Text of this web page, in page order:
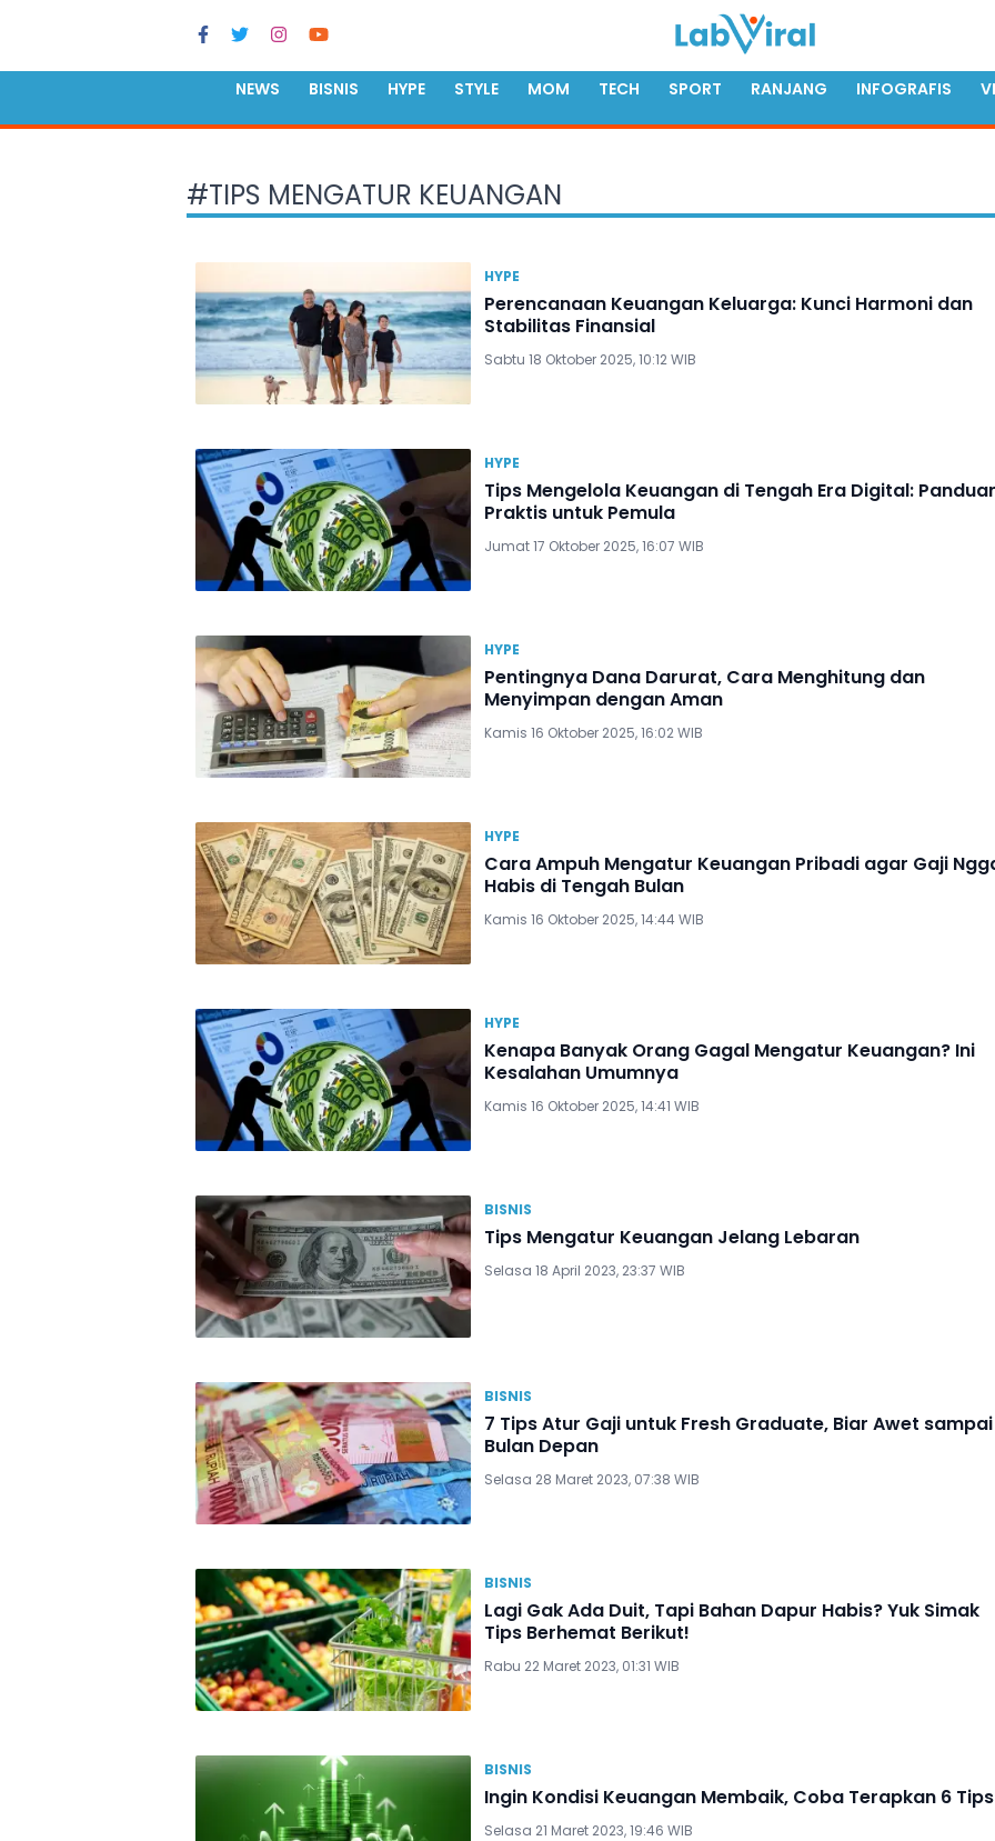
NEWS BISNIS HYPE STYLE MOM TECH SPORT RANJANG INFOGRAFIS
#TIPS MENGATUR KEUANGAN
HYPE
Perencanaan Keuangan Keluarga: Kunci Harmoni dan
Stabilitas Finansial
Sabtu 18 Oktober 2025, 10:12 WIB
HYPE
Tips Mengelola Keuangan di Tengah Era Digital:
Praktis untuk Pemula
Jumat 17 Oktober 2025, 16:07 WIB
HYPE
Pentingnya Dana Darurat, Cara Menghitung dan
Menyimpan dengan Aman
Kamis 16 Oktober 2025, 16:02 WIB
HYPE
Cara Ampuh Mengatur Keuangan Pribadi agar Gaji
Habis di Tengah Bulan
Kamis 16 Oktober 2025, 14:44 WIB
HYPE
Kenapa Banyak Orang Gagal Mengatur Keuangan? Ini
Kesalahan Umumnya
Kamis 16 Oktober 2025, 14:41 WIB
BISNIS
Tips Mengatur Keuangan Jelang Lebaran
Selasa 18 April 2023, 23:37 WIB
BISNIS
7 Tips Atur Gaji untuk Fresh Graduate, Biar Awet sampai
Bulan Depan
Selasa 28 Maret 2023, 07:38 WIB
BISNIS
Lagi Gak Ada Duit, Tapi Bahan Dapur Habis? Yuk Simak
Tips Berhemat Berikut!
Rabu 22 Maret 2023, 01:31 WIB
BISNIS
Ingin Kondisi Keuangan Membaik, Coba Terapkan 6
Selasa 21 Maret 2023, 19:46 WIB